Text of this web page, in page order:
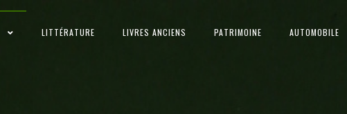
LITTÉRATURE LIVRES ANCIENS PATRIMOINE AUTOMOBILE